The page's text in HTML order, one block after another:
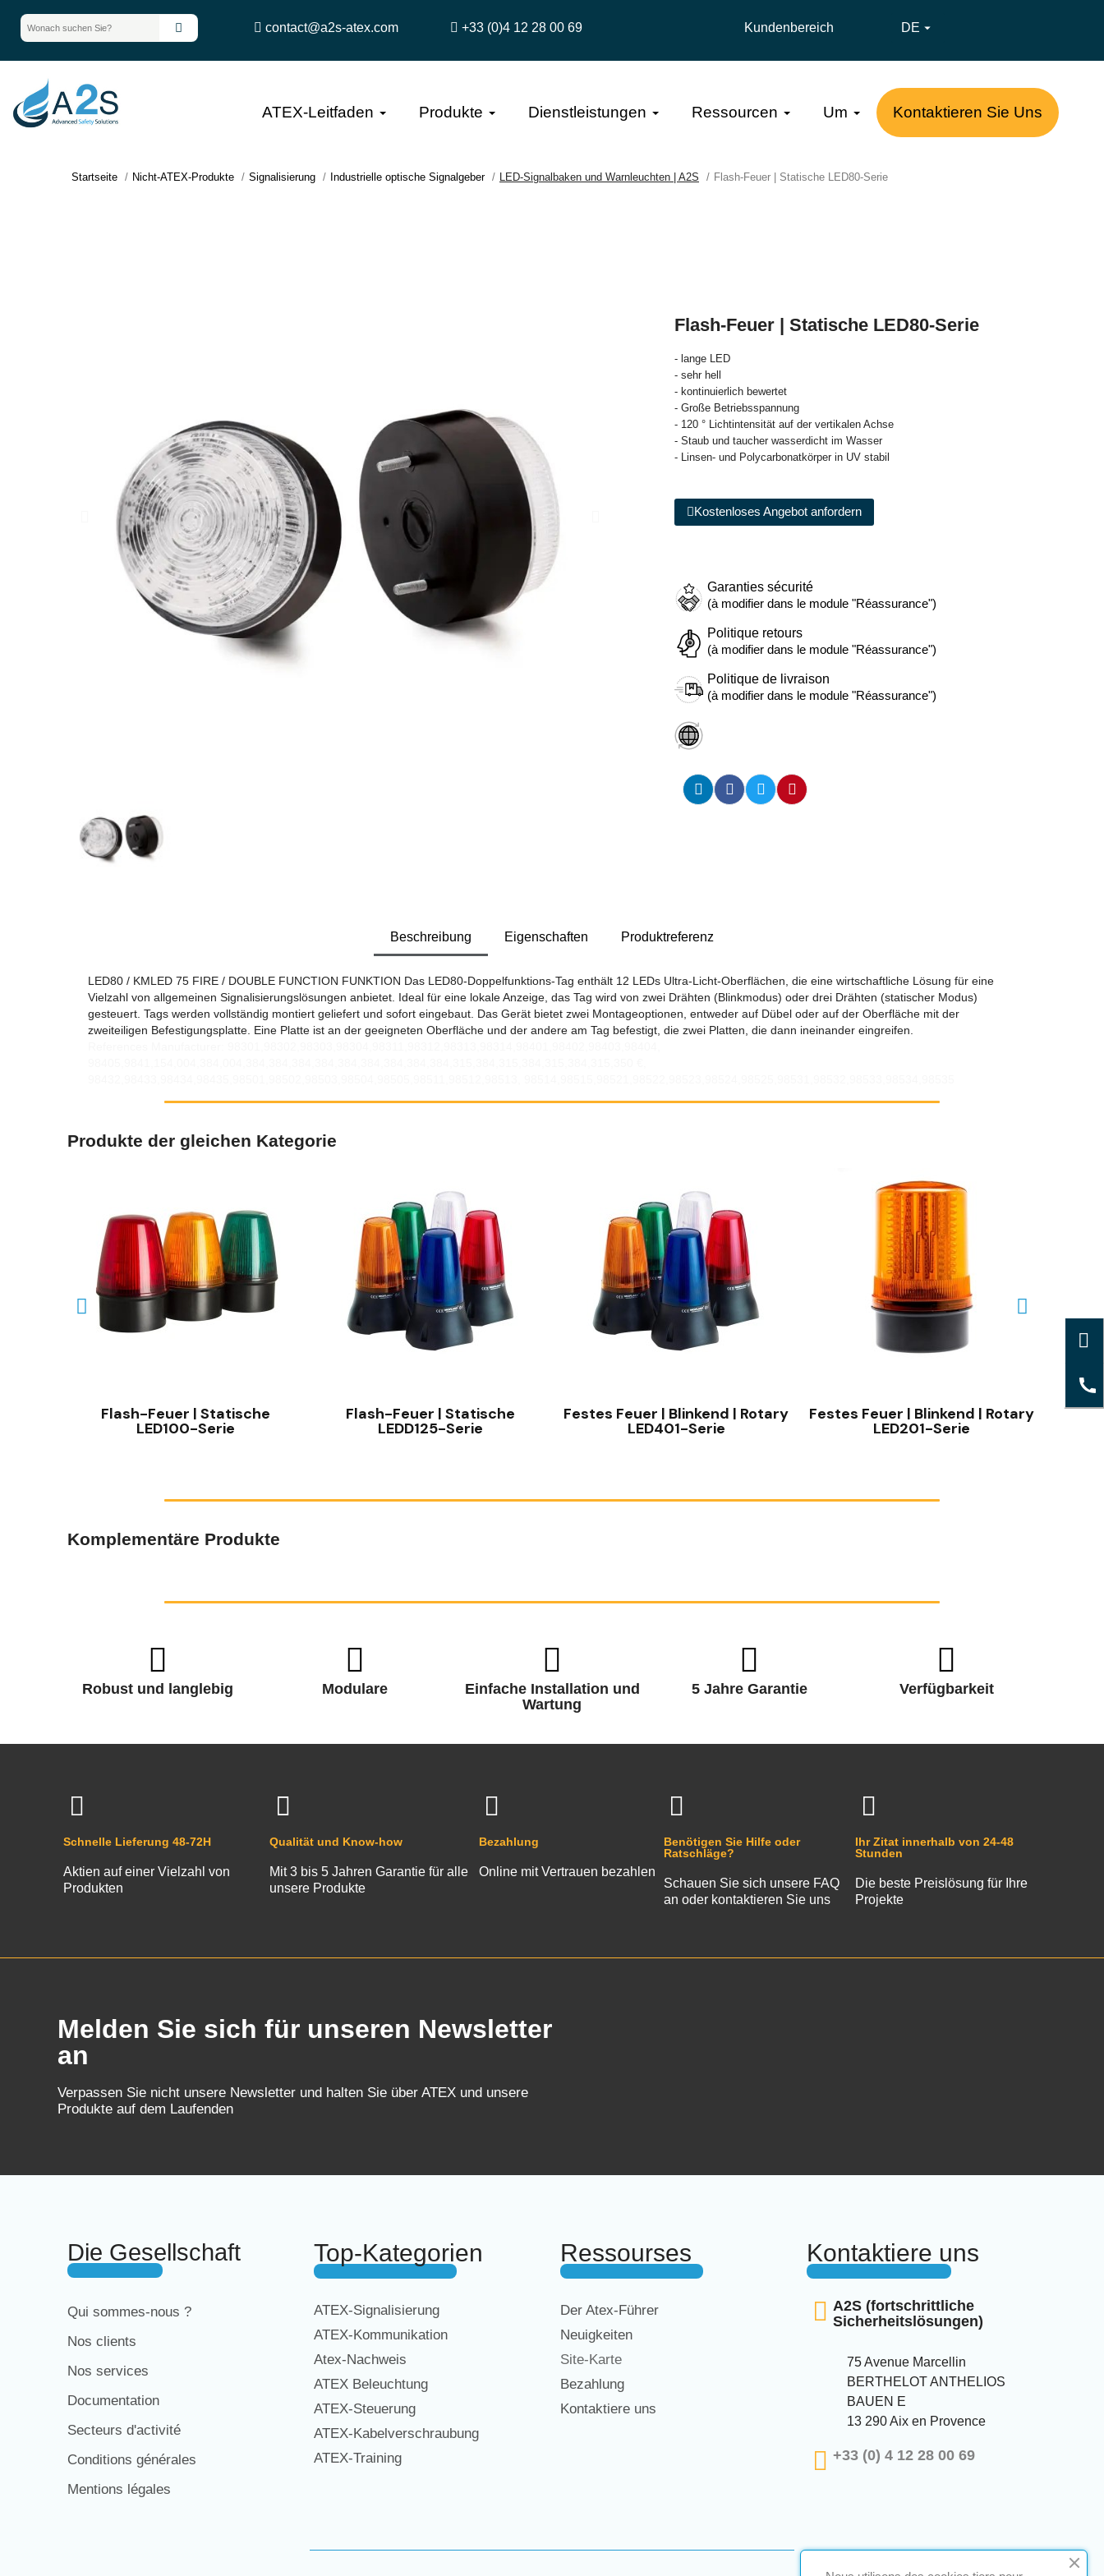
contact@a2s-atex.com +33 (0)4 12 28 00 69 Kundenbereich DE 
ATEX-Leitfaden Produkte Dienstleistungen Ressourcen Um Kontaktieren Sie Uns
Startseite Nicht-ATEX-Produkte Signalisierung Industrielle optische Signalgeber LED-Signalbaken und Warnleuchten | A2S Flash-Feuer | Statische LED80-Serie
Flash-Feuer | Statische LED80-Serie
- lange LED
- sehr hell
- kontinuierlich bewertet
- Große Betriebsspannung
- 120 ° Lichtintensität auf der vertikalen Achse
- Staub und taucher wasserdicht im Wasser
- Linsen- und Polycarbonatkörper in UV stabil
Kostenloses Angebot anfordern
Garanties sécurité
(à modifier dans le module "Réassurance")
Politique retours
(à modifier dans le module "Réassurance")
Politique de livraison
(à modifier dans le module "Réassurance")
Beschreibung Eigenschaften Produktreferenz
LED80 / KMLED 75 FIRE / DOUBLE FUNCTION FUNKTION Das LED80-Doppelfunktions-Tag enthält 12 LEDs Ultra-Licht-Oberflächen, die eine wirtschaftliche Lösung für eine
Vielzahl von allgemeinen Signalisierungslösungen anbietet. Ideal für eine lokale Anzeige, das Tag wird von zwei Drähten (Blinkmodus) oder drei Drähten (statischer Modus)
gesteuert. Tags werden vollständig montiert geliefert und sofort eingebaut. Das Gerät bietet zwei Montageoptionen, entweder auf Dübel oder auf der Oberfläche mit der
zweiteiligen Befestigungsplatte. Eine Platte ist an der geeigneten Oberfläche und der andere am Tag befestigt, die zwei Platten, die dann ineinander eingreifen.
Produkte der gleichen Kategorie
Flash-Feuer | Statische
LED100-Serie
Flash-Feuer | Statische
LEDD125-Serie
Festes Feuer | Blinkend | Rotary
LED401-Serie
Festes Feuer | Blinkend | Rotary
LED201-Serie
Komplementäre Produkte
Robust und langlebig Modulare
Einfache Installation und
Wartung
5 Jahre Garantie Verfügbarkeit
Schnelle Lieferung 48-72H
Aktien auf einer Vielzahl von
Produkten
Qualität und Know-how
Mit 3 bis 5 Jahren Garantie für alle
unsere Produkte
Bezahlung
Online mit Vertrauen bezahlen
Benötigen Sie Hilfe oder
Ratschläge?
Schauen Sie sich unsere FAQ
an oder kontaktieren Sie uns
Ihr Zitat innerhalb von 24-48
Stunden
Die beste Preislösung für Ihre
Projekte
Melden Sie sich für unseren Newsletter
an
Verpassen Sie nicht unsere Newsletter und halten Sie über ATEX und unsere
Produkte auf dem Laufenden
Die Gesellschaft
Qui sommes-nous ?
Nos clients
Nos services
Documentation
Secteurs d'activité
Conditions générales
Mentions légales
Top-Kategorien
ATEX-Signalisierung
ATEX-Kommunikation
Atex-Nachweis
ATEX Beleuchtung
ATEX-Steuerung
ATEX-Kabelverschraubung
ATEX-Training
Ressourses
Der Atex-Führer
Neuigkeiten
Site-Karte
Bezahlung
Kontaktiere uns
Kontaktiere uns
A2S (fortschrittliche
Sicherheitslösungen)
75 Avenue Marcellin
BERTHELOT ANTHELIOS
BAUEN E
13 290 Aix en Provence
+33 (0) 4 12 28 00 69